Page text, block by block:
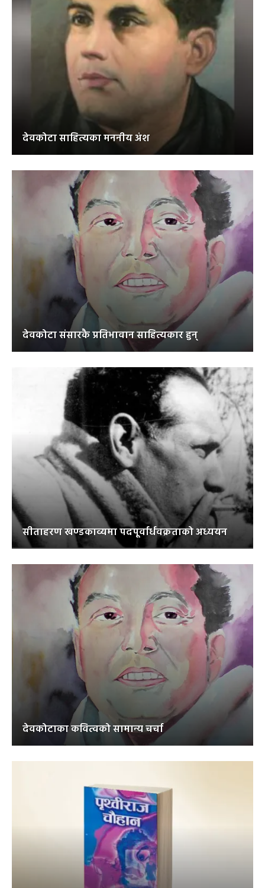
देवकोटा साहित्यका मननीय अंश
देवकोटा संसारकै प्रतिभावान साहित्यकार हुन्
सीताहरण खण्डकाव्यमा पदपूर्वार्धवक्रताको अध्ययन
देवकोटाका कवित्वको सामान्य चर्चा